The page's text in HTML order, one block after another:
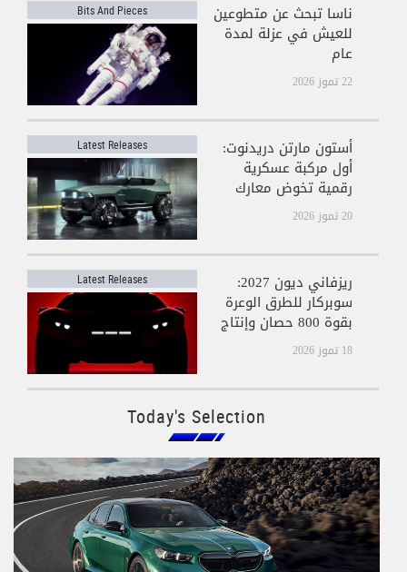
Bits And Pieces ناسا تبحث عن متطوعين
للعيش في عزلة لمدة
عام
22 تموز 2026
Latest Releases أستون مارتن دريدنوت:
أول مركبة عسكرية
رقمية تخوض معارك
كول أوف ديوتي
20 تموز 2026
Latest Releases ريزفاني ديون 2027:
سوبركار للطرق الوعرة
بقوة 800 حصان وإنتاج
محدود جدًا
18 تموز 2026
Today's Selection